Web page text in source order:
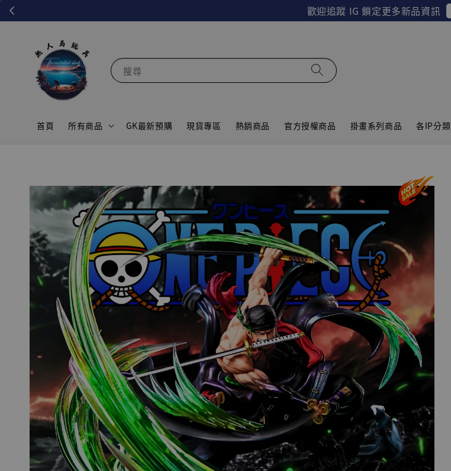
歡迎追蹤 IG 鎖定更多新品資訊
搜尋
首頁 所有商品 GK最新預購 現貨專區 熱銷商品 官方授權商品 掛畫系列商品 各IP分類